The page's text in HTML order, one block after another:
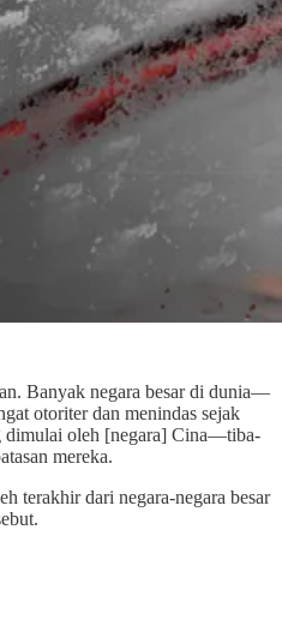
Banyak negara besar di dunia—
otoriter dan menindas sejak
dimulai oleh [negara] Cina—tiba-
mereka.
terakhir dari negara-negara besar